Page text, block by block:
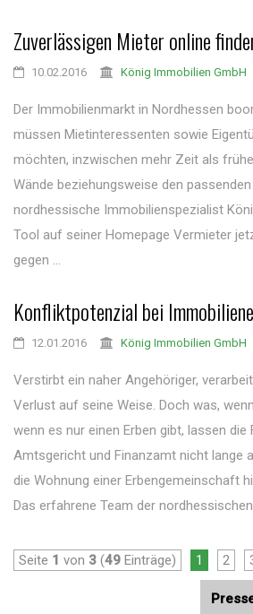
Zuverlässigen Mieter online
10.02.2016 König Immobilien GmbH
Der Immobilienmarkt in Nordhessen
müssen Mietinteressenten sowie
möchten, inzwischen mehr Zeit als
Wände beziehungsweise den
nordhessische Immobilienspezialist
Tool auf seiner Homepage Vermieter
gegen ...
Konfliktpotenzial bei
12.01.2016 König Immobilien GmbH
Verstirbt ein naher Angehöriger,
Verlust auf seine Weise. Doch was,
wenn es nur einen Erben gibt, lassen
Amtsgericht und Finanzamt nicht lange
die Wohnung einer Erbengemeinschaft
Das erfahrene Team der
Seite 1 von 3 (49 Einträge) 1 2